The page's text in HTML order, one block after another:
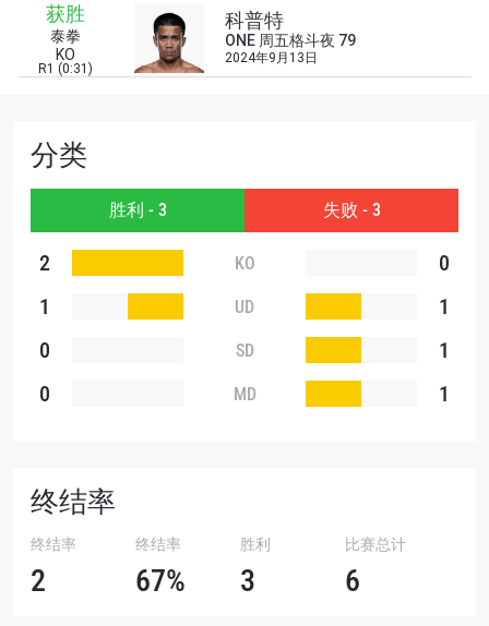
获胜
泰拳
KO
R1 (0:31)
科普特
ONE 周五格斗夜 79
2024年9月13日
分类
胜利 - 3 失败 - 3
2 KO
0
1
UD
1
0
SD
1
0
MD 1
终结率
终结率
2
终结率
67%
胜利
3
比赛总计
6
名字
提交此表格签署弹出免责声明，即表示您同意我们
的隐私政策，我们将收集、使用和披露您的信息。
您可以随时取消订阅这些信息。